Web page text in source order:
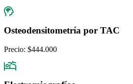
Osteodensitometría por TAC
Precio: $444.000